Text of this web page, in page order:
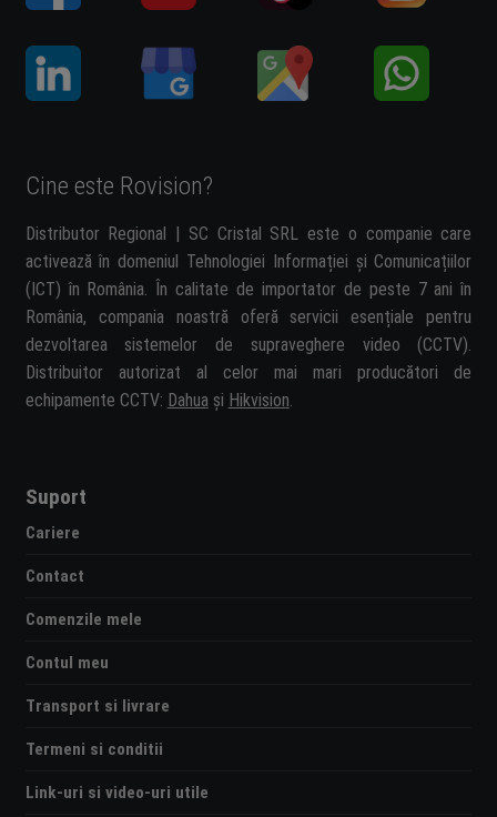
Cine este Rovision?
Distributor Regional | SC Cristal SRL este o companie care
activează în domeniul Tehnologiei Informației și Comunicațiilor
(ICT) în România. În calitate de importator de peste 7 ani în
România, compania noastră oferă servicii esențiale pentru
dezvoltarea sistemelor de supraveghere video (CCTV).
Distribuitor autorizat al celor mai mari producători de
echipamente CCTV: Dahua și Hikvision.
Suport
Cariere
Contact
Comenzile mele
Contul meu
Transport si livrare
Termeni si conditii
Link-uri si video-uri utile